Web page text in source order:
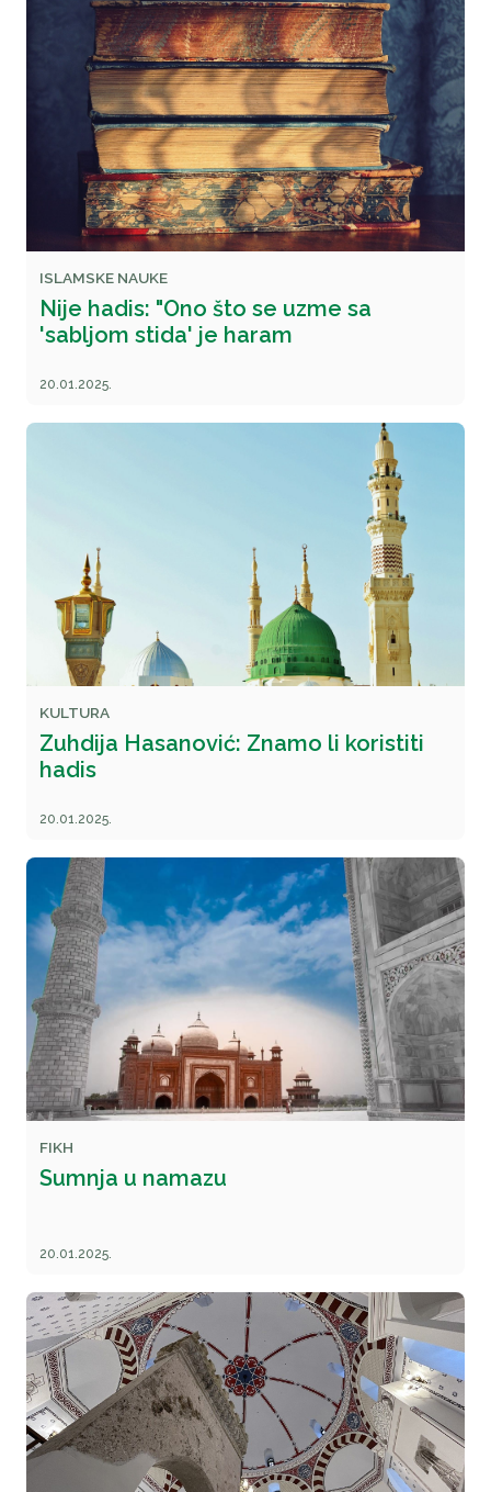
ISLAMSKE NAUKE
Nije hadis: "Ono što se uzme sa
'sabljom stida' je haram
20.01.2025.
KULTURA
Zuhdija Hasanović: Znamo li koristiti
hadis
20.01.2025.
FIKH
Sumnja u namazu
20.01.2025.